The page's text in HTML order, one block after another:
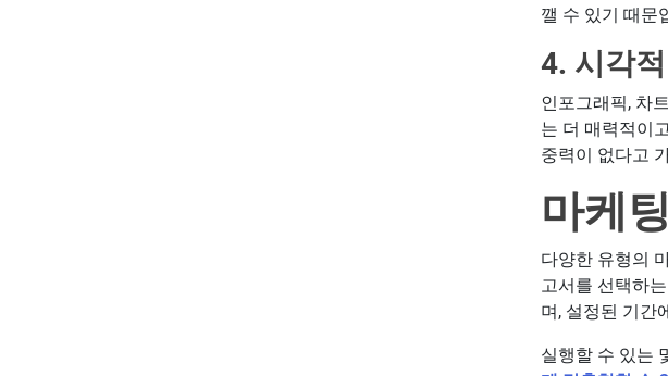
깰 수 있기 때문
4. 시각
인포그래픽, 차
는 더 매력적이
중력이 없다고
마케
다양한 유형의
고서를 선택하
며, 설정된 기간
실행할 수 있는